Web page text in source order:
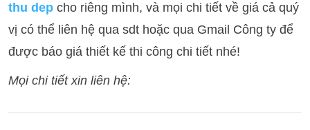
thu dep cho riêng mình, và mọi chi tiết về giá cả quý
vị có thể liên hệ qua sdt hoặc qua Gmail Công ty để
được báo giá thiết kế thi công chi tiết nhé!
Mọi chi tiết xin liên hệ: